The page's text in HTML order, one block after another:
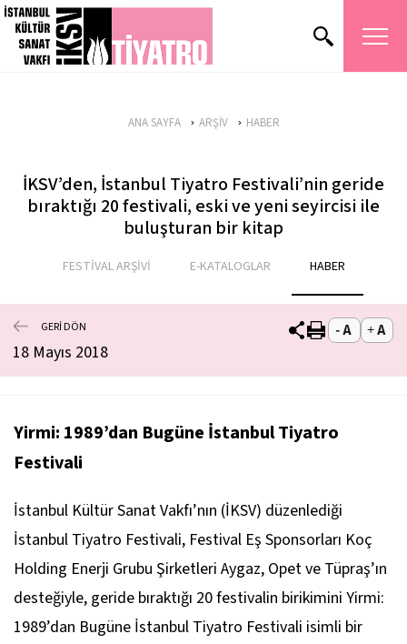
ANA SAYFA ARŞİV HABER
İKSV’den, İstanbul Tiyatro Festivali’nin geride
bıraktığı 20 festivali, eski ve yeni seyircisi ile
buluşturan bir kitap
FESTİVAL ARŞİVİ E-KATALOGLAR HABER
GERİ DÖN
18 Mayıs 2018
Yirmi: 1989’dan Bugüne İstanbul Tiyatro
Festivali
İstanbul Kültür Sanat Vakfı’nın (İKSV) düzenlediği
İstanbul Tiyatro Festivali, Festival Eş Sponsorları Koç
Holding Enerji Grubu Şirketleri Aygaz, Opet ve Tüpraş’ın
desteğiyle, geride bıraktığı 20 festivalin birikimini Yirmi:
1989’dan Bugüne İstanbul Tiyatro Festivali isimli bir